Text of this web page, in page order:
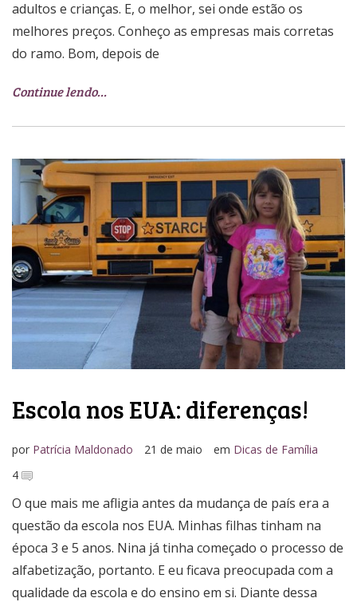
adultos e crianças. E, o melhor, sei onde estão os
melhores preços. Conheço as empresas mais corretas
do ramo. Bom, depois de
Continue lendo…
Escola nos EUA: diferenças!
por Patrícia Maldonado 21 de maio em Dicas de Família
4
O que mais me afligia antes da mudança de país era a
questão da escola nos EUA. Minhas filhas tinham na
época 3 e 5 anos. Nina já tinha começado o processo de
alfabetização, portanto. E eu ficava preocupada com a
qualidade da escola e do ensino em si. Diante dessa